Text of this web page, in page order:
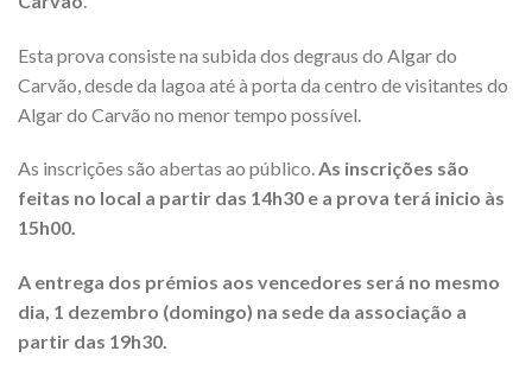
Esta prova consiste na subida dos degraus do Algar do
Carvão, desde da lagoa até à porta da centro de visitantes do
Algar do Carvão no menor tempo possível.
As inscrições são abertas ao público.As inscrições são
feitas no local a partir das 14h30 e a prova terá inicio às
15h00.
A entrega dos prémios aos vencedores será no mesmo
dia, 1 dezembro (domingo) na sede da associação a
partir das 19h30.